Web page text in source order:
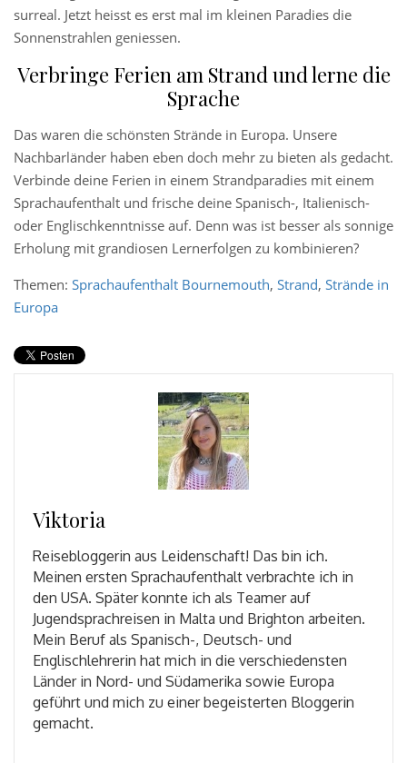
surreal. Jetzt heisst es erst mal im kleinen Paradies die
Sonnenstrahlen geniessen.
Verbringe Ferien am Strand und lerne die
Sprache
Das waren die schönsten Strände in Europa. Unsere
Nachbarländer haben eben doch mehr zu bieten als gedacht.
Verbinde deine Ferien in einem Strandparadies mit einem
Sprachaufenthalt und frische deine Spanisch-, Italienisch-
oder Englischkenntnisse auf. Denn was ist besser als sonnige
Erholung mit grandiosen Lernerfolgen zu kombinieren?
Themen: Sprachaufenthalt Bournemouth, Strand, Strände in
Europa
Viktoria
Reisebloggerin aus Leidenschaft! Das bin ich.
Meinen ersten Sprachaufenthalt verbrachte ich in
den USA. Später konnte ich als Teamer auf
Jugendsprachreisen in Malta und Brighton arbeiten.
Mein Beruf als Spanisch-, Deutsch- und
Englischlehrerin hat mich in die verschiedensten
Länder in Nord- und Südamerika sowie Europa
geführt und mich zu einer begeisterten Bloggerin
gemacht.